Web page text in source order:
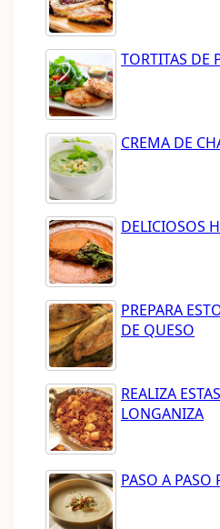
TORTITAS DE
CREMA DE
DELICIOSOS
PREPARA
DE QUESO
REALIZA
LONGANIZA
PASO A PASO